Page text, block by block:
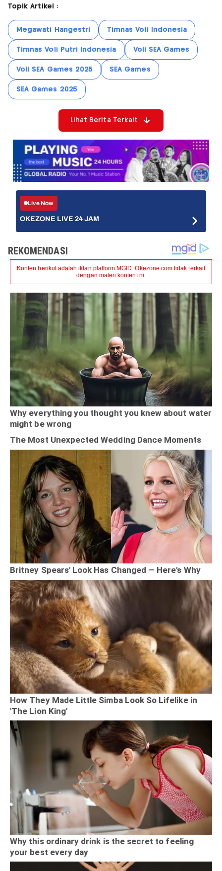
Topik Artikel :
Megawati Hangestri Timnas Voli Indonesia
Timnas Voli Putri Indonesia Voli SEA Games
Voli SEA Games 2025 SEA Games
SEA Games 2025
Lihat Berita Terkait
Live Now
OKEZONE LIVE 24 JAM